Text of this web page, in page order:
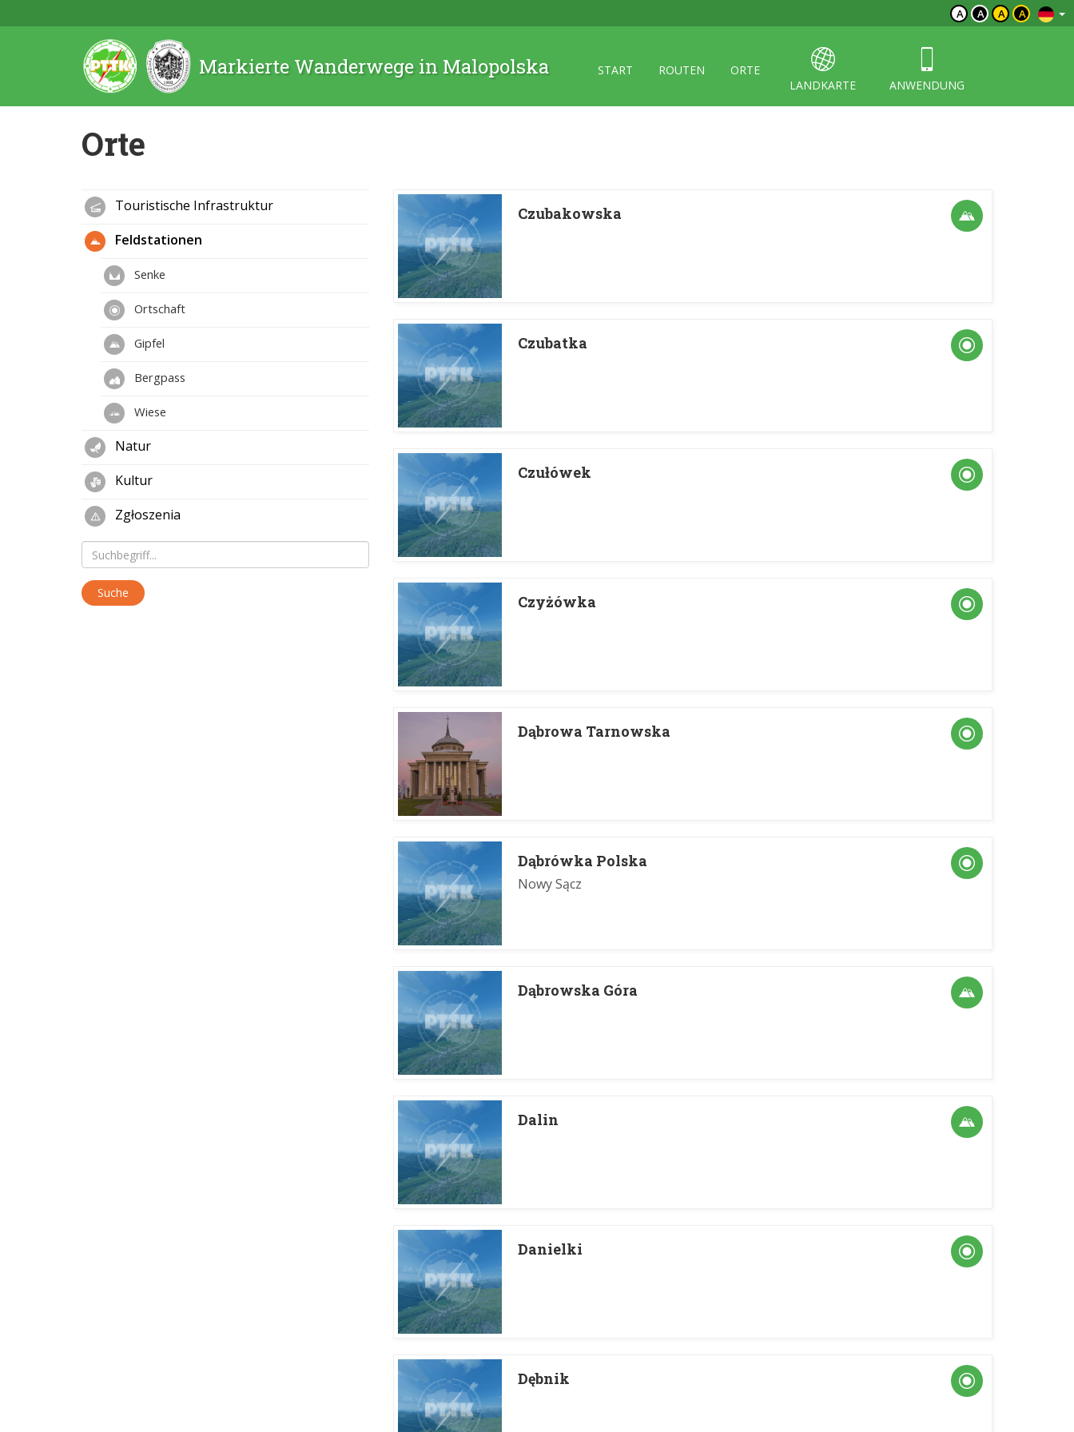
A A A A
Markierte Wanderwege in Malopolska START ROUTEN
ORTE
LANDKARTE
ANWENDUNG
Orte
Czubakowska
Czubatka
Czułówek
Czyżówka
Dąbrowa Tarnowska
Dąbrówka Polska
Nowy Sącz
Dąbrowska Góra
Dalin
Danielki
Dębnik
Touristische Infrastruktur
Feldstationen
Senke
Ortschaft
Gipfel
Bergpass
Wiese
Natur
Kultur
Zgłoszenia